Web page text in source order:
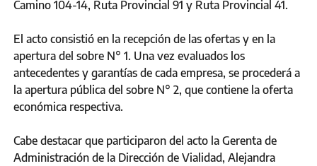
Camino 104-14, Ruta Provincial 91 y Ruta Provincial 41.
El acto consistió en la recepción de las ofertas y en la
apertura del sobre N° 1. Una vez evaluados los
antecedentes y garantías de cada empresa, se procederá a
la apertura pública del sobre N° 2, que contiene la oferta
económica respectiva.
Cabe destacar que participaron del acto la Gerenta de
Administración de la Dirección de Vialidad, Alejandra